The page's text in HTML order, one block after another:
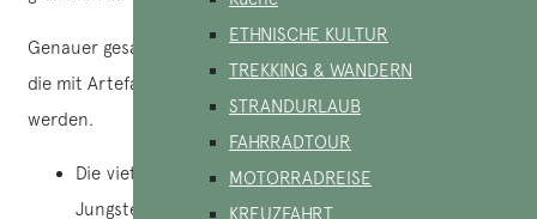
ETHNISCHE KULTUR
TREKKING & WANDERN
STRANDURLAUB
FAHRRADTOUR
MOTORRADREISE
KREUZFAHRT
Genauer gesagt, gibt es mehrere Perioden und Regionen,
die mit Artefakten und Nachbildungen hervorgehoben
werden.
Die vietnamesische Vorgeschichte: Artefakte aus der
Jungsteinzeit, wie Steinwerkzeuge und Töpferwaren.